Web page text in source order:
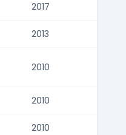
2017
2013
2010
2010
2010